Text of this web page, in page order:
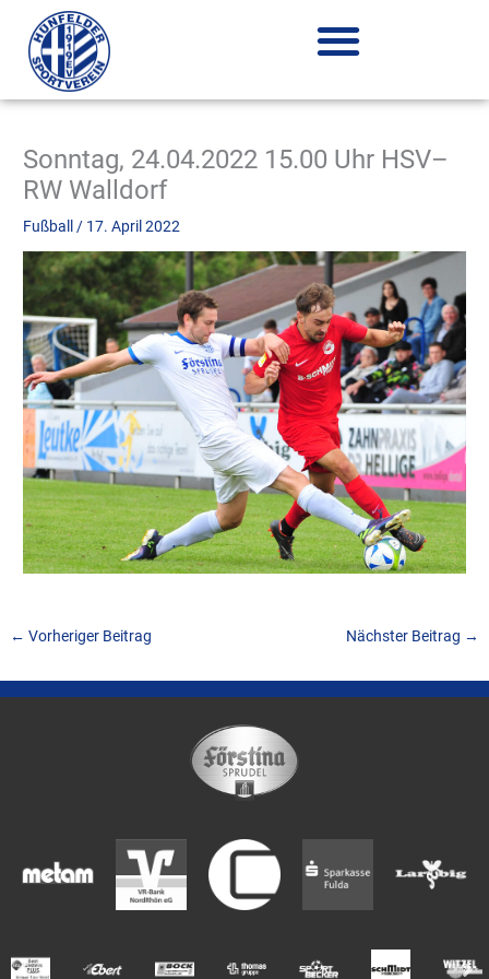
Inhalt
springen
Sonntag, 24.04.2022 15.00 Uhr HSV–
RW Walldorf
Fußball / 17. April 2022
← Vorheriger Beitrag Nächster Beitrag →